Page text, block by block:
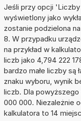
Jeśli przy opcji
wyświetlony jako
zostanie podzielona
8. W przypadku
na przykład w
liczb jako 4,794 222
bardzo małe liczby
znaku wyboru, wynik
liczb. Dla powyższego
000 000. Niezależnie
kalkulatora to 14